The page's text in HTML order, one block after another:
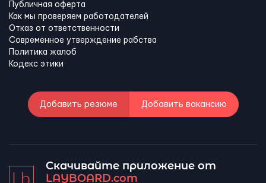
Публичная оферта
Как мы проверяем работодателей
Отказ от ответственности
Современное утверждение рабства
Политика жалоб
Кодекс этики
Добавить резюме Добавить вакансию
Скачивайте приложение от
LAYBOARD.com